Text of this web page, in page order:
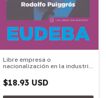
Libre empresa o
nacionalización en la industria
$18.93 USD